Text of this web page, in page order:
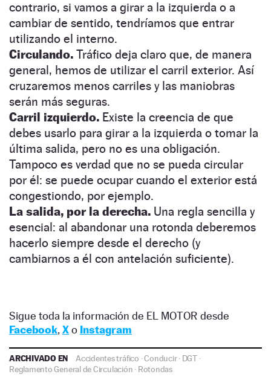
contrario, si vamos a girar a la izquierda o a
cambiar de sentido, tendríamos que entrar
utilizando el interno.
Circulando. Tráfico deja claro que, de manera
general, hemos de utilizar el carril exterior. Así
cruzaremos menos carriles y las maniobras
serán más seguras.
Carril izquierdo. Existe la creencia de que
debes usarlo para girar a la izquierda o tomar la
última salida, pero no es una obligación.
Tampoco es verdad que no se pueda circular
por él: se puede ocupar cuando el exterior está
congestiondo, por ejemplo.
La salida, por la derecha. Una regla sencilla y
esencial: al abandonar una rotonda deberemos
hacerlo siempre desde el derecho (y
cambiarnos a él con antelación suficiente).
Sigue toda la información de EL MOTOR desde
Facebook, Xo Instagram
ARCHIVADO EN Accidentes tráfico ·Conducir· DGT ·
Reglamento General de Circulación · Rotondas